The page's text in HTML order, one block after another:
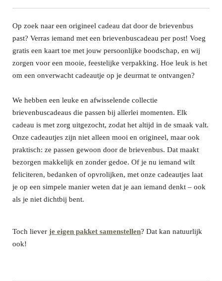
Op zoek naar een origineel cadeau dat door de brievenbus
past? Verras iemand met een brievenbuscadeau per post! Voeg
gratis een kaart toe met jouw persoonlijke boodschap, en wij
zorgen voor een mooie, feestelijke verpakking. Hoe leuk is het
om een onverwacht cadeautje op je deurmat te ontvangen?
We hebben een leuke en afwisselende collectie
brievenbuscadeaus die passen bij allerlei momenten. Elk
cadeau is met zorg uitgezocht, zodat het altijd in de smaak valt.
Onze cadeautjes zijn niet alleen mooi en origineel, maar ook
praktisch: ze passen gewoon door de brievenbus. Dat maakt
bezorgen makkelijk en zonder gedoe. Of je nu iemand wilt
feliciteren, bedanken of opvrolijken, met onze cadeautjes laat
je op een simpele manier weten dat je aan iemand denkt – ook
als je niet dichtbij bent.
Toch liever je eigen pakket samenstellen? Dat kan natuurlijk
ook!